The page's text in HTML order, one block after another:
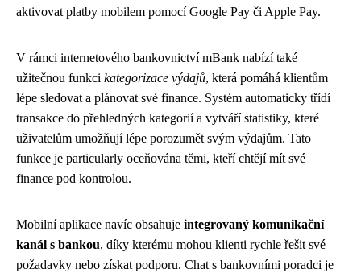
aktivovat platby mobilem pomocí Google Pay či Apple Pay.
V rámci internetového bankovnictví mBank nabízí také
užitečnou funkci kategorizace výdajů, která pomáhá klientům
lépe sledovat a plánovat své finance. Systém automaticky třídí
transakce do přehledných kategorií a vytváří statistiky, které
uživatelům umožňují lépe porozumět svým výdajům. Tato
funkce je particularly oceňována těmi, kteří chtějí mít své
finance pod kontrolou.
Mobilní aplikace navíc obsahuje integrovaný komunikační
kanál s bankou, díky kterému mohou klienti rychle řešit své
požadavky nebo získat podporu. Chat s bankovními poradci je